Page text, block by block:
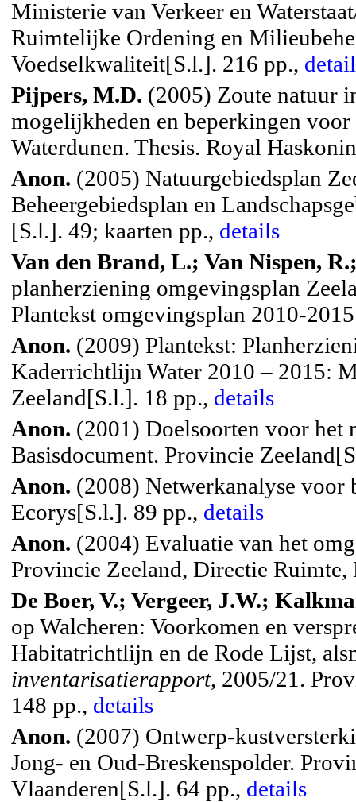
Ministerie van Verkeer en
Ruimtelijke Ordening en
Voedselkwaliteit[S.l.]. 216 pp.,
Pijpers, M.D. (2005) Zoute natuur
mogelijkheden en beperkingen
Waterdunen. Thesis. Royal
Anon. (2005) Natuurgebiedsplan
Beheergebiedsplan en
[S.l.]. 49; kaarten pp., details
Van den Brand, L.; Van Nispen,
planherziening omgevingsplan
Plantekst omgevingsplan 2010-
Anon. (2009) Plantekst:
Kaderrichtlijn Water 2010 – 2015:
Zeeland[S.l.]. 18 pp., details
Anon. (2001) Doelsoorten voor het
Basisdocument. Provincie
Anon. (2008) Netwerkanalyse voor
Ecorys[S.l.]. 89 pp., details
Anon. (2004) Evaluatie van het
Provincie Zeeland, Directie
De Boer, V.; Vergeer, J.W.;
op Walcheren: Voorkomen en
Habitatrichtlijn en de Rode Lijst,
inventarisatierapport, 2005/21.
148 pp., details
Anon. (2007) Ontwerp-
Jong- en Oud-Breskenspolder.
Vlaanderen[S.l.]. 64 pp., details